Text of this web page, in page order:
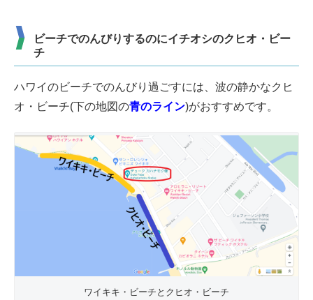
ビーチでのんびりするのにイチオシのクヒオ・ビー
チ
ハワイのビーチでのんびり過ごすには、波の静かなクヒ
オ・ビーチ(下の地図の青のライン)がおすすめです。
ワイキキ・ビーチとクヒオ・ビーチ